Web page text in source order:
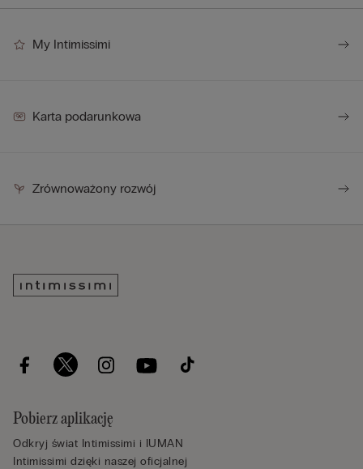
My Intimissimi
Karta podarunkowa
Zrównoważony rozwój
Pobierz aplikację
Odkryj świat Intimissimi i IUMAN
Intimissimi dzięki naszej oficjalnej